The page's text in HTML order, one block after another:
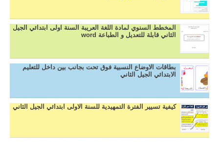
المخطط السنوي لمادة اللغة العريبة السنة اولى ابتدائي الجيل
الثاني قابلة للتعديل و الطباعة word
بطاقات الاوضاع النسبية فوق تحت بجانب بين داخل للتعليم
الابتدائي الجيل الثاني
كيفية تسيير الفترة التمهيدية للسنة الاولى ابتدائي الجيل الثاني